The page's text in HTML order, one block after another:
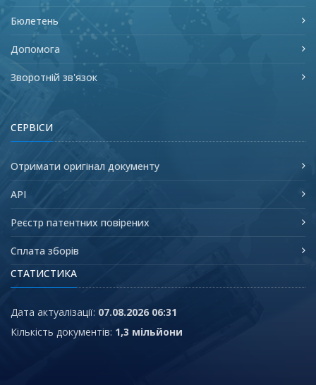
Бюлетень
Допомога
Зворотній зв'язок
СЕРВІСИ
Отримати оригінал документу
API
Реєстр патентних повірених
Сплата зборів
СТАТИСТИКА
Дата актуалізації: 07.08.2026 06:31
Кількість документів: 1,3 мільйони